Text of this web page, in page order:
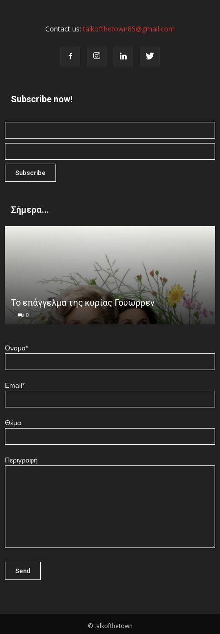
Contact us:talkofthetown85@gmail.com
Subscribe now!
Σήμερα...
Το επάγγελμα της κυρίας Γουώρρεν
0
Όνομα*
Email*
Θέμα
Περιγραφή
© talkofthetown